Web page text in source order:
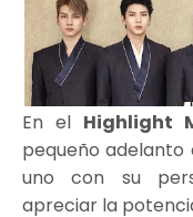
En el Highlight
pequeño adelanto
uno con su
apreciar la